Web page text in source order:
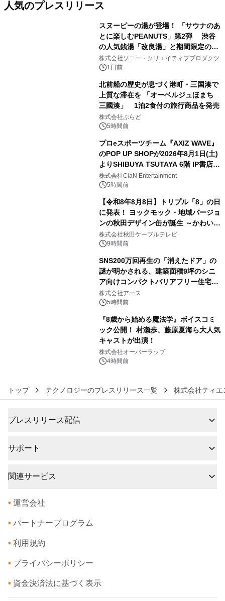
人気のプレスリリース
スヌーピーの湯が登場！ 「サウナのあ
とに楽しむPEANUTS」第2弾 渋谷
の人気銭湯「改良湯」と期間限定のコ
ラボレーション サウナイキタイコラ
ボグッズも発売決定！
株式会社ソニー・クリエイティブプロダクツ
1日前
北前船の歴史が息づく港町・三国湊で
上質な滞在を 「オーベルジュほまち
三國湊」 1泊2食付の旅行商品を発売
株式会社ぷらど
5時間前
プロeスポーツチーム『AXIZ WAVE』
のPOP UP SHOPが2026年8月1日(土)
よりSHIBUYA TSUTAYA 6階 IP書店で
開催決定！！
株式会社ClaN Entertainment
5時間前
【令和8年8月8日】トリプル「8」の日
に発表！ ヨックモック・地域バージョ
ンの秋田デザイン缶が誕生 ～かわいい
秋田犬の子犬と秋田の四季と名所を巡
るパッケージ～ 9月1日(火)秋田県内で
株式会社秋田ケーブルテレビ
9時間前
SNS200万回再生の「消えたドア」の
謎が明かされる、建築面積9坪のシニ
ア向けコンパクトバリアフリー住宅が
誕生
株式会社アース
5時間前
『8歳から始める魔法学』ボイスコミ
ック公開！ 村瀬歩、藤原夏海ら大人気
キャストが出演！
株式会社オーバーラップ
4時間前
トップ テクノロジーのプレスリリース一覧 株式会社ティ
プレスリリース配信
サポート
関連サービス
• 運営会社
• パートナープログラム
• 利用規約
• プライバシーポリシー
• 資金決済法に基づく表示